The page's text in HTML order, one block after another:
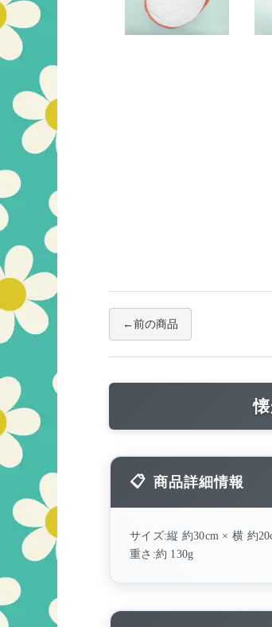
前の商品
商品詳細情報
サイズ:縦 約30cm × 横 約
重さ:約 130g